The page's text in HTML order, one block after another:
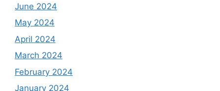
June 2024
May 2024
April 2024
March 2024
February 2024
January 2024